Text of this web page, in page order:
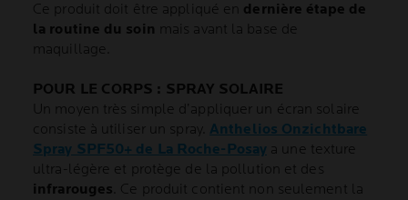
Ce produit doit être appliqué en dernière étape de
la routine du soin mais avant la base de
maquillage.
POUR LE CORPS : SPRAY SOLAIRE
Un moyen très simple d’appliquer un écran solaire
consiste à utiliser un spray. Anthelios Onzichtbare
Spray SPF50+ de La Roche-Posay a une texture
ultra-légère et protège de la pollution et des
infrarouges . Ce produit contient non seulement la